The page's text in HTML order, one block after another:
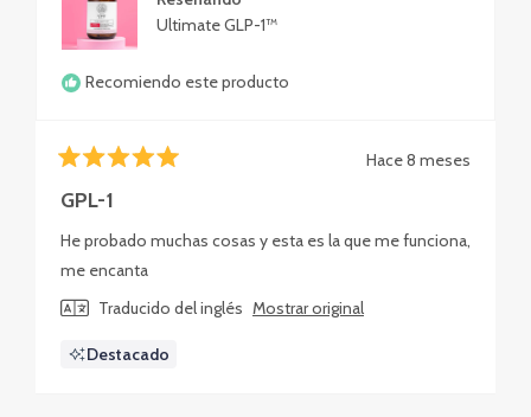
Ultimate GLP-1™
Recomiendo este producto
5
de
estrellas
Hace 8 meses
GPL-1
He probado muchas cosas y esta es la que me funciona,
me encanta
Traducido del inglés Mostrar original
Destacado